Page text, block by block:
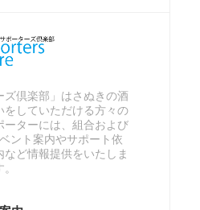
ズ倶楽部」はさぬきの酒
していただける方々の
ーターには、組合および
ント案内やサポート依
ど情報提供をいたしま